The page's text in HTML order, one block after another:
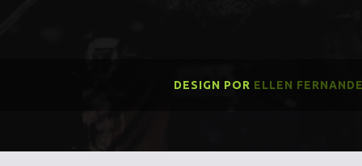
DESIGN POR ELLEN